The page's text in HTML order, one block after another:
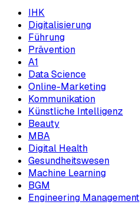
IHK
Digitalisierung
Führung
Prävention
A1
Data Science
Online-Marketing
Kommunikation
Künstliche Intelligenz
Beauty
MBA
Digital Health
Gesundheitswesen
Machine Learning
BGM
Engineering Management